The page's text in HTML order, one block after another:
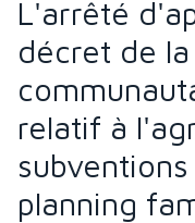
L'arrêté
décret de
relatif à
planning